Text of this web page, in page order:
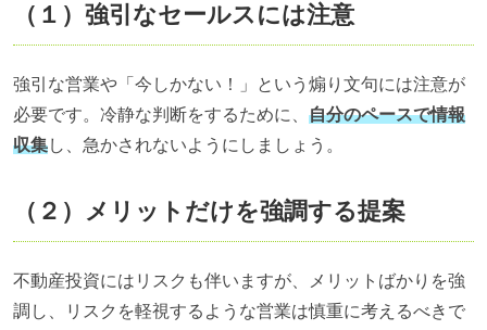
（１）強引なセールスには注意
強引な営業や「今しかない！」という煽り文句には注意が
必要です。冷静な判断をするために、 自分のペースで情報
収集し、急かされないようにしましょう。
（２）メリットだけを強調する提案
不動産投資にはリスクも伴いますが、メリットばかりを強
調し、リスクを軽視するような営業は慎重に考えるべきで